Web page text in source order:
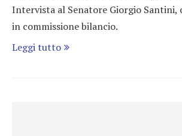
Intervista al Senatore Giorgio Santini,
in commissione bilancio.
Leggi tutto